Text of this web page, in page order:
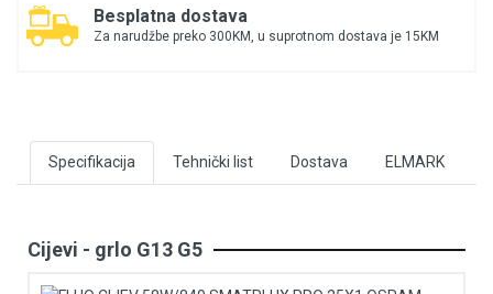
Besplatna dostava
Za narudžbe preko 300KM, u suprotnom dostava je 15KM
Specifikacija Tehnički list Dostava ELMARK
Cijevi - grlo G13 G5